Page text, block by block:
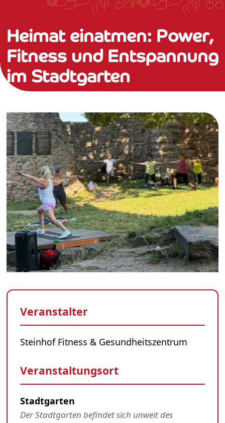
Heimat einatmen: Power,
Fitness und Entspannung
im Stadtgarten
Veranstalter
Steinhof Fitness & Gesundheitszentrum
Veranstaltungsort
Stadtgarten
Der Stadtgarten befindet sich unweit des